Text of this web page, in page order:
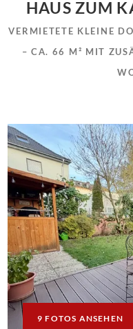
HAUS ZUM
VERMIETETE KLEINE
– CA. 66 M² MIT
9 FOTOS ANSEHEN